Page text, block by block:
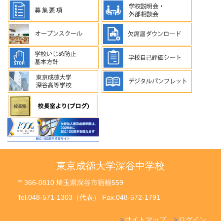
東京成徳大学深谷中学校
〒366-0810 埼玉県深谷市宿根559
Tel.048-571-1303（代表） Fax.048-572-1791